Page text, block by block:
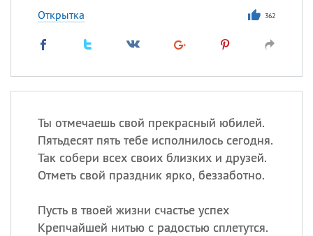
Открытка 362
Ты отмечаешь свой прекрасный юбилей.
Пятьдесят пять тебе исполнилось сегодня.
Так собери всех своих близких и друзей.
Отметь свой праздник ярко, беззаботно.
Пусть в твоей жизни счастье успех
Крепчайшей нитью с радостью сплетутся.